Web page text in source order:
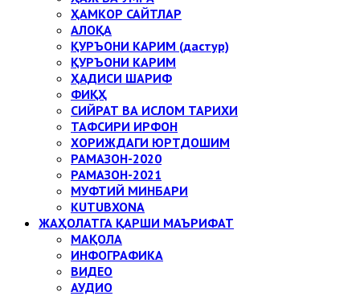
ҲАМКОР САЙТЛАР
АЛОҚА
ҚУРЪОНИ КАРИМ (дастур)
ҚУРЪОНИ КАРИМ
ҲАДИСИ ШАРИФ
ФИҚҲ
СИЙРАТ ВА ИСЛОМ ТАРИХИ
ТАФСИРИ ИРФОН
ХОРИЖДАГИ ЮРТДОШИМ
РАМАЗОН-2020
РАМАЗОН-2021
МУФТИЙ МИНБАРИ
KUTUBXONA
ЖАҲОЛАТГА ҚАРШИ МАЪРИФАТ
МАҚОЛА
ИНФОГРАФИКА
ВИДЕО
АУДИО